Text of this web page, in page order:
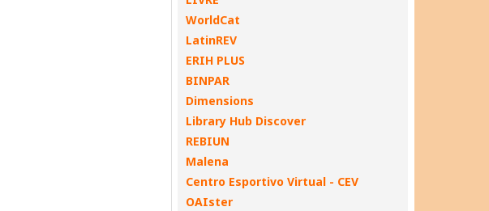
WorldCat
LatinREV
ERIH PLUS
BINPAR
Dimensions
Library Hub Discover
REBIUN
Malena
Centro Esportivo Virtual - CEV
OAIster